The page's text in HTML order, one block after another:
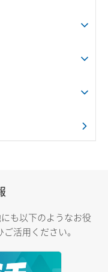
も以下のようなお役
活用ください。